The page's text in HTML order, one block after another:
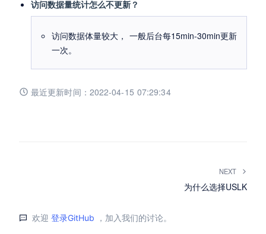
访问数据量统计怎么不更新？
访问数据体量较大， 一般后台每15min-30min更新
一次。
最近更新时间： 2022-04-15 07:29:34
NEXT
为什么选择USLK